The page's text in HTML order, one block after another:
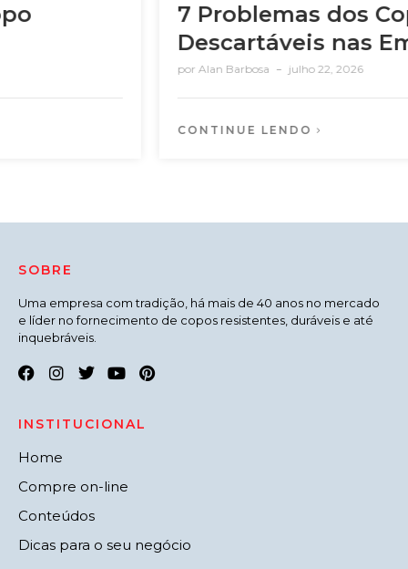
7 Problemas dos Copos
Descartáveis nas Empresas
julho 22, 2026
SOBRE
Uma empresa com tradição, há mais de 40 anos no mercado
e líder no fornecimento de copos resistentes, duráveis e até
inquebráveis.
INSTITUCIONAL
Home
Compre on-line
Conteúdos
Dicas para o seu negócio